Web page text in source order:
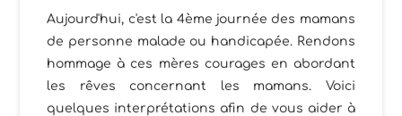
Aujourd'hui, c'est la 4ème journée des mamans
de personne malade ou handicapée. Rendons
hommage à ces mères courages en abordant
les rêves concernant les mamans. Voici
quelques interprétations afin de vous aider à